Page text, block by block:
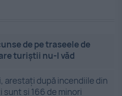
de pe traseele de
turiștii nu-l văd
arestați după incendiile din
și 166 de minori